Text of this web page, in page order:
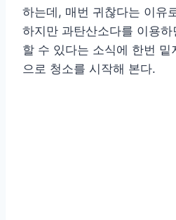
하는데, 매번 귀찮다는 이유
하지만 과탄산소다를 이용
할 수 있다는 소식에 한번
으로 청소를 시작해 본다.